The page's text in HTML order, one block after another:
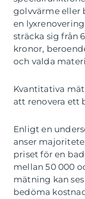
golvvärme eller
en
sträcka sig från
kronor,
och valda
Kvantitativa
att renovera ett
Enligt en
anser
priset för en
mellan 50 000
mätning kan
bedöma